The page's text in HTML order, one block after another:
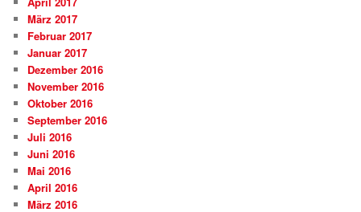
März 2017
Februar 2017
Januar 2017
Dezember 2016
November 2016
Oktober 2016
September 2016
Juli 2016
Juni 2016
Mai 2016
April 2016
März 2016